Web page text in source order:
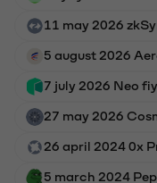
11 may 2026
5 august 2026
7 july 2026 Neo
27 may 2026
26 april 2024 0x
5 march 2024